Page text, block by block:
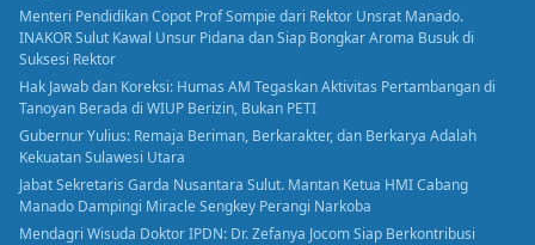
Menteri Pendidikan Copot Prof Sompie dari Rektor Unsrat Manado.
INAKOR Sulut Kawal Unsur Pidana dan Siap Bongkar Aroma Busuk di
Suksesi Rektor
Hak Jawab dan Koreksi: Humas AM Tegaskan Aktivitas Pertambangan di
Tanoyan Berada di WIUP Berizin, Bukan PETI
Gubernur Yulius: Remaja Beriman, Berkarakter, dan Berkarya Adalah
Kekuatan Sulawesi Utara
Jabat Sekretaris Garda Nusantara Sulut. Mantan Ketua HMI Cabang
Manado Dampingi Miracle Sengkey Perangi Narkoba
Mendagri Wisuda Doktor IPDN: Dr. Zefanya Jocom Siap Berkontribusi